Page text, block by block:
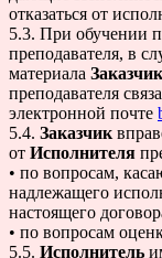
отказаться от
5.3. При обучении
преподавателя, в
материала Заказчик
преподавателя
электронной почте
5.4. Заказчик
от Исполнителя
• по вопросам,
надлежащего
настоящего
• по вопросам
5.5. Исполнитель